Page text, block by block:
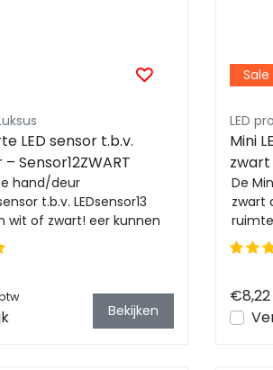
LED sensor t.b.v.
Sensor12ZWART
hand/deur
t.b.v. LEDsensor13
wit of zwart! eer kunnen
3 deu...
Bekijken
Sale
LED
Mini
zwart
De
zwart
in bij...
€8,22